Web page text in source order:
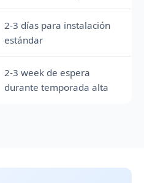
2-3 días para instalación
estándar
2-3 week de espera
durante temporada alta